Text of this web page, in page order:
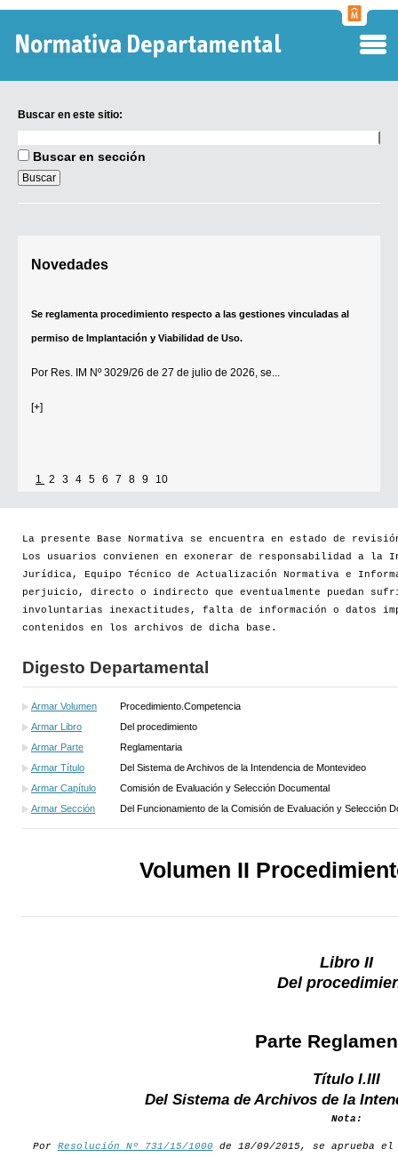
Buscar en este sitio:
en
sitio:
Buscar en sección
Novedades
Se reglamenta procedimiento respecto a las gestiones vinculadas al
[+]
Se establece que estarán exonerados del pago de tasas y sellados los
Por...
1 2 3 4 5 6 7 8 9 10
La presente Base Normativa se encuentra en estado de
Los usuarios convienen en exonerar de responsabilidad a la
Jurídica, Equipo Técnico de Actualización Normativa e
perjuicio, directo o indirecto que eventualmente puedan
involuntarias inexactitudes, falta de información o datos
contenidos en los archivos de dicha base.
Digesto Departamental
Armar Volumen
Procedimiento.Competencia
Armar Libro
Del procedimiento
Armar Parte
Reglamentaria
Armar Título
Del Sistema de Archivos de la Intendencia de Montevideo
Armar Capítulo
Comisión de Evaluación y Selección Documental
Armar Sección
Del Funcionamiento de la Comisión de Evaluación y Selección
Volumen II
Libro II
Del
Parte
Título I.III
Del Sistema de Archivos de la
Nota:
Por Resolución Nº 731/15/1000de 18/09/2015, se aprueba